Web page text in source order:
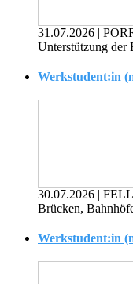
31.07.2026 |
Unterstützung der
Werkstudent:in
30.07.2026 |
Brücken,
Werkstudent:in